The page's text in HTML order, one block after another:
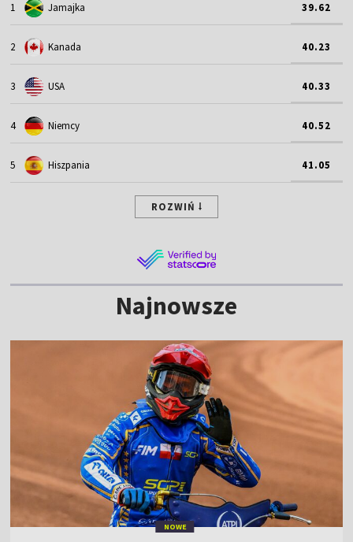
1 Jamajka 39.62
2 Kanada 40.23
3 USA 40.33
4 Niemcy 40.52
5 Hiszpania 41.05
ROZWIŃ
Najnowsze
NOWE